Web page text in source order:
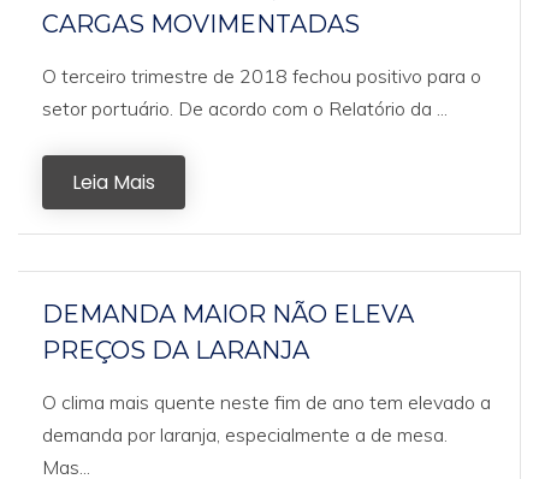
CARGAS MOVIMENTADAS
O terceiro trimestre de 2018 fechou positivo para o
setor portuário. De acordo com o Relatório da ...
Leia Mais
DEMANDA MAIOR NÃO ELEVA
PREÇOS DA LARANJA
O clima mais quente neste fim de ano tem elevado a
demanda por laranja, especialmente a de mesa.
Mas...